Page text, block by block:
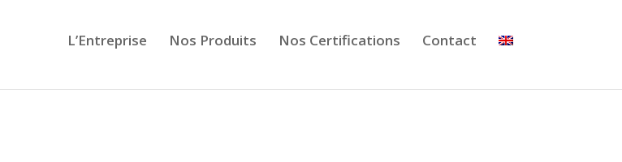
L’Entreprise Nos Produits Nos Certifications Contact